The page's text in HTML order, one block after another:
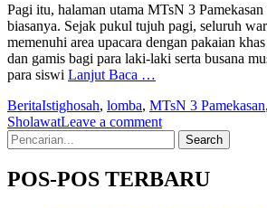
Pagi itu, halaman utama MTsN 3
biasanya. Sejak pukul tujuh pagi, seluruh
memenuhi area upacara dengan pakaian
dan gamis bagi para laki-laki serta busana
para siswi Lanjut Baca …
BeritaIstighosah, lomba, MTsN 3 Pamekasan,
SholawatLeave a comment
Search
for:
POS-POS TERBARU